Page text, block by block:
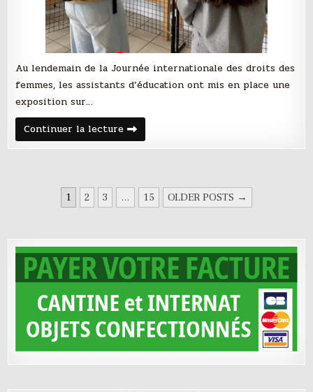
Au lendemain de la Journée internationale des droits des
femmes, les assistants d’éducation ont mis en place une
exposition sur…
Continuer la lectureExposition
sur
les
1 2 3 … 15 OLDER POSTS →